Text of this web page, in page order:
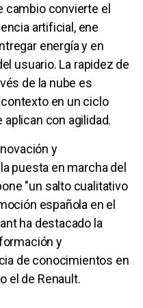
cambio convierte el
artificial, ene
energía y en
usuario. La rapidez de
de la nube es
en un ciclo
con agilidad.
y
puesta en marcha del
"un salto cualitativo
española en el
ha destacado la
y
de conocimientos en
el de Renault.